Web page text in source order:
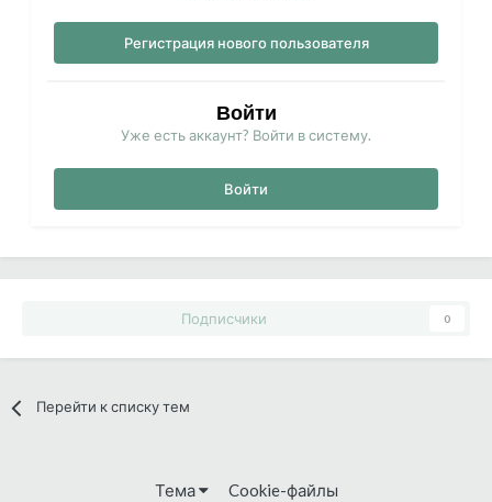
Регистрация нового пользователя
Войти
Уже есть аккаунт? Войти в систему.
Войти
Подписчики 0
Перейти к списку тем
Тема Cookie-файлы